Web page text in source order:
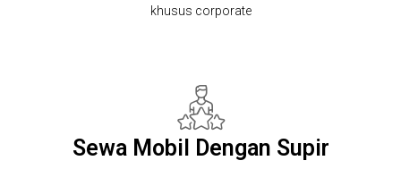
khusus corporate
Sewa Mobil Dengan Supir